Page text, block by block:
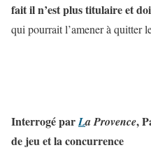
fait il n’est plus titulaire et
qui pourrait l’amener à quitter
Interrogé parLa Provence,
de jeu et la concurrence